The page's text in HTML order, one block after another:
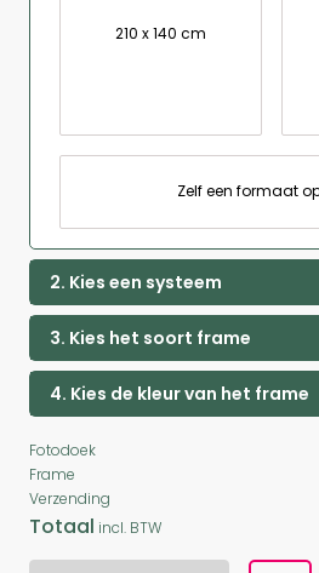
210 x 140 cm
Zelf een formaat
2. Kies een systeem
3. Kies het soort frame
4. Kies de kleur van het frame
Fotodoek
Frame
Verzending
Totaal incl. BTW